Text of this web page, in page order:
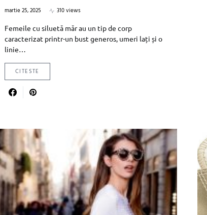
martie 25, 2025
310 views
Femeile cu siluetă măr au un tip de corp
caracterizat printr-un bust generos, umeri lați și o
linie…
CITESTE